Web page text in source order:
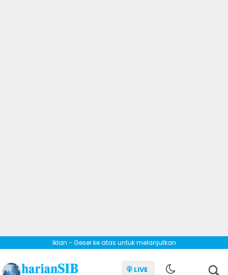
Iklan - Geser ke atas untuk melanjutkan
LIVE